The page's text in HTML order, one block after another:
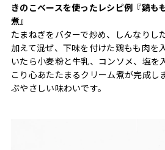
きのこベースを使ったレシピ例『鷄も
煮』
たまねぎをバターで炒め、しんなりし
加えて混ぜ、下味を付けた鶏もも肉を
いたら小麦粉と牛乳、コンソメ、塩を
こり心あたたまるクリーム煮が完成し
ぶやさしい味わいです。